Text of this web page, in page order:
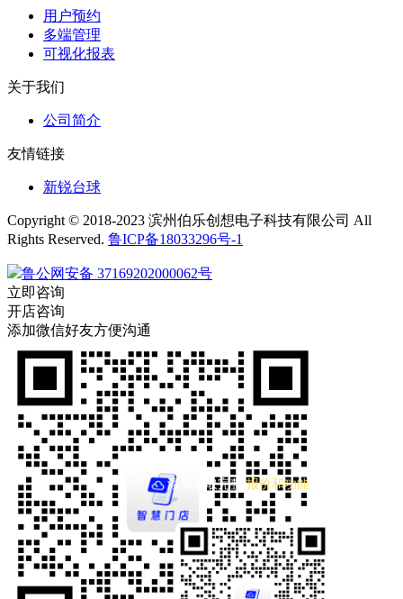
添加获取完整报价和功能
用户预约
多端管理
可视化报表
关于我们
公司简介
友情链接
新锐台球
Copyright © 2018-2023 滨州伯乐创想电子科技有限公司 All
Rights Reserved. 鲁ICP备18033296号-1
鲁公网安备 37169202000062号
立即咨询
开店咨询
添加微信好友方便沟通